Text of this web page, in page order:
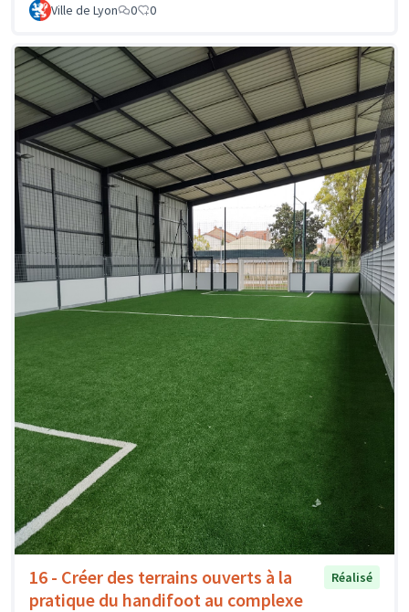
Ville de Lyon
0 0
16 - Créer des terrains ouverts à la
pratique du handifoot au complexe
Réalisé